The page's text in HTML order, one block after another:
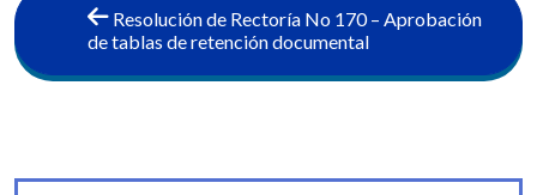
Resolución de Rectoría No 170 – Aprobación
de tablas de retención documental